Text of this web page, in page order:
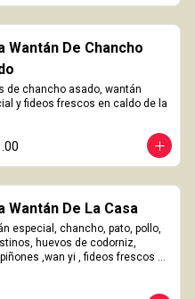
Wantán De Chancho
de chancho asado, wantán
y fideos frescos en caldo de la
Wantán De La Casa
especial, chancho, pato, pollo,
huevos de codorniz,
,wan yi , fideos frescos